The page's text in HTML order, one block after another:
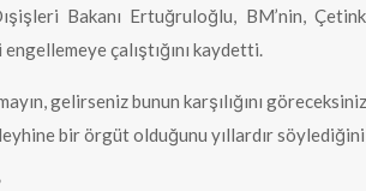
Bakanı Ertuğruloğlu, BM’nin,
çalıştığını kaydetti.
gelirseniz bunun karşılığını
bir örgüt olduğunu yıllardır